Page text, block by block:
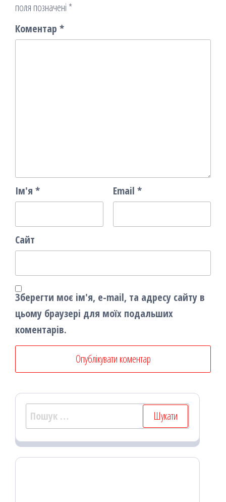
поля позначені *
Коментар *
Ім'я * Email *
Сайт
Зберегти моє ім'я, e-mail, та адресу сайту в
цьому браузері для моїх подальших
коментарів.
Пошук: